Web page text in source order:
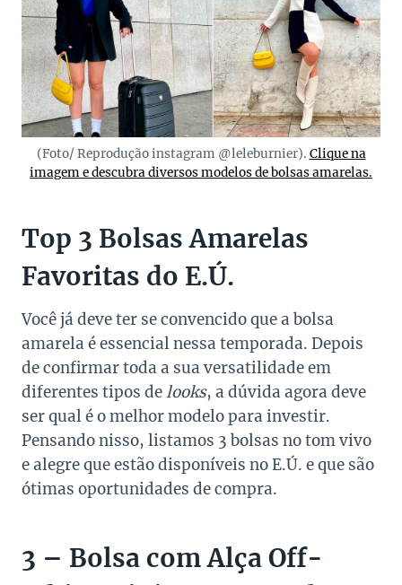
(Foto/ Reprodução instagram @leleburnier). Clique na
imagem e descubra diversos modelos de bolsas amarelas.
Top 3 Bolsas Amarelas
Favoritas do E.Ú.
Você já deve ter se convencido que a bolsa
amarela é essencial nessa temporada. Depois
de confirmar toda a sua versatilidade em
diferentes tipos delooks, a dúvida agora deve
ser qual é o melhor modelo para investir.
Pensando nisso, listamos 3 bolsas no tom vivo
e alegre que estão disponíveis no E.Ú. e que são
ótimas oportunidades de compra.
3 – Bolsa com Alça Off-